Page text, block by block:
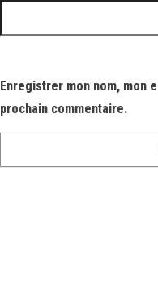
Enregistrer mon nom, mon
prochain commentaire.